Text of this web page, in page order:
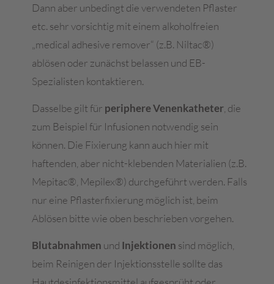
Dann aber unbedingt die verwendeten Pflaster
etc. sehr vorsichtig mit einem alkoholfreien
„medical adhesive remover“ (z.B. Niltac®)
ablösen oder zunächst belassen und EB-
Spezialisten kontaktieren.
Dasselbe gilt für periphere Venenkatheter , die
zum Beispiel für Infusionen notwendig sein
können. Die Fixierung kann auch hier mit
haftenden, aber nicht-klebenden Materialien (z.B.
Mepitac®, Mepilex®) durchgeführt werden. Falls
nur eine Pflasterfixierung möglich ist, beim
Ablösen bitte wie oben beschrieben vorgehen.
Blutabnahmen und Injektionen sind möglich,
beim Reinigen der Injektionsstelle sollte das